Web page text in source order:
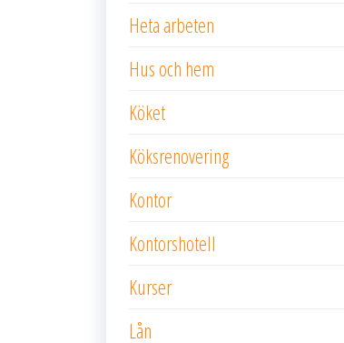
Heta arbeten
Hus och hem
Köket
Köksrenovering
Kontor
Kontorshotell
Kurser
Lån